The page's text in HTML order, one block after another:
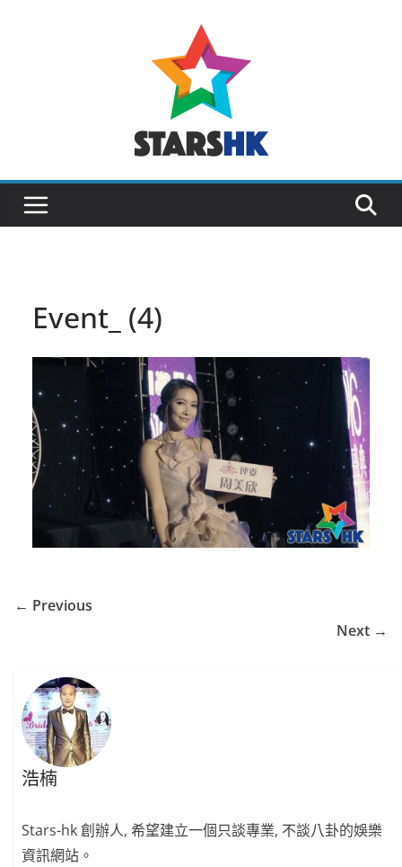
Event_ (4)
← Previous
Next →
浩楠
Stars-hk 創辦人, 希望建立一個只談專業, 不談八卦的娛樂
資訊網站。